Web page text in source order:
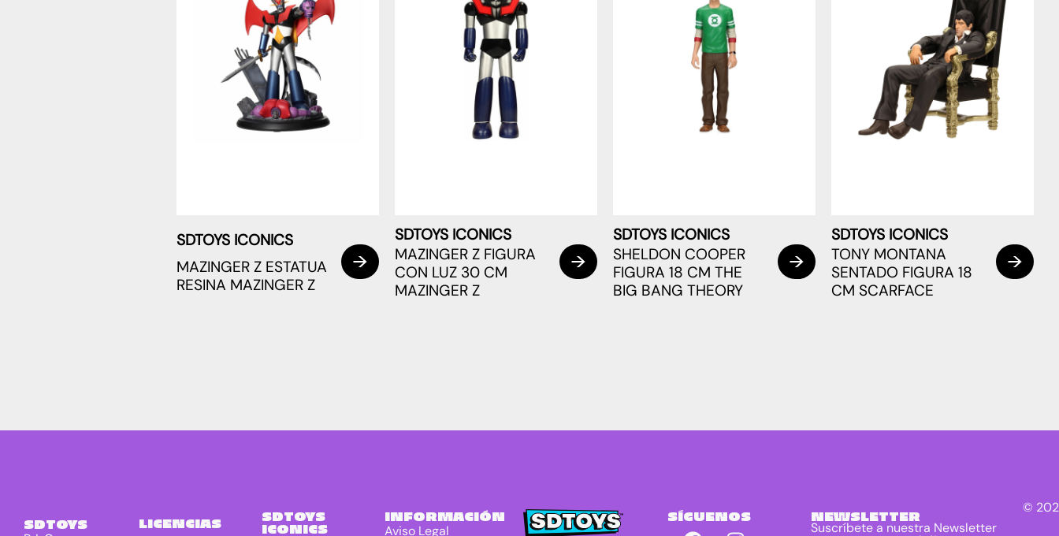
SDTOYS ICONICS
MAZINGER Z ESTATUA
RESINA MAZINGER Z
SDTOYS ICONICS
MAZINGER Z FIGURA
CON LUZ 30 CM
MAZINGER Z
SDTOYS ICONICS
SHELDON COOPER
FIGURA 18 CM THE
BIG BANG THEORY
SDTOYS ICONICS
TONY MONTANA
SENTADO FIGURA 18
CM SCARFACE
SDTOYS LICENCIAS
SDTOYS
ICONICS
INFORMACIÓN
Aviso Legal
SÍGUENOS NEWSLETTER
Suscríbete a nuestra Newsletter
©